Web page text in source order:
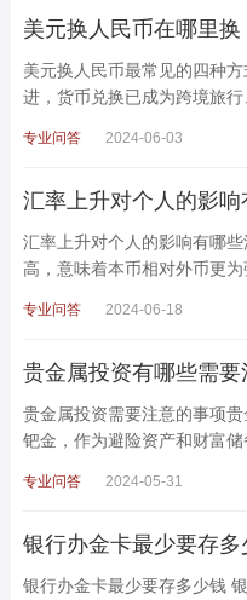
美元换人民币在哪里
美元换人民币最常见的四种
进，货币兑换已成为跨境旅
专业问答 2024-06-03
汇率上升对个人的影响
汇率上升对个人的影响有哪
高，意味着本币相对外币更
专业问答 2024-06-18
贵金属投资有哪些需要
贵金属投资需要注意的事项
钯金，作为避险资产和财富
专业问答 2024-05-31
银行办金卡最少要存多
银行办金卡最少要存多少钱